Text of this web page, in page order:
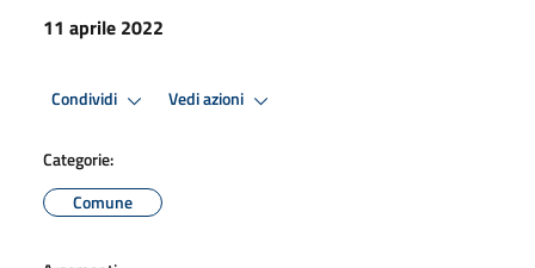
11 aprile 2022
Condividi Vedi azioni
Categorie:
Comune